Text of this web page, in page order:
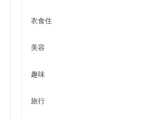
衣食住
美容
趣味
旅行